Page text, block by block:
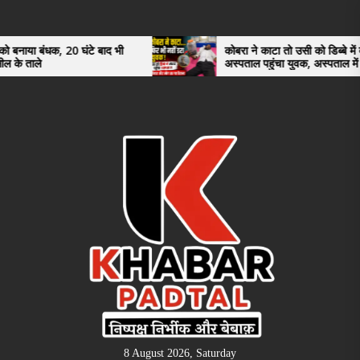
the
content
घंटे बाद भी
कोबरा ने काटा तो उसी को डिब्बे में बंद कर
अस्पताल पहुंचा युवक, अस्पताल में देखकर डॉक्टर
भी रह गए हैरान
8 August 2026, Saturday